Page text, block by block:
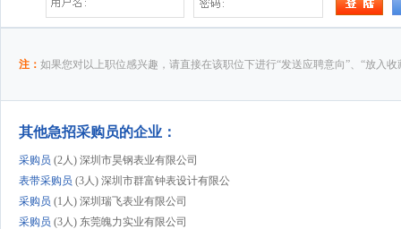
注： 如果您对以上职位感兴趣，请直接在该职位下进行“发送应聘意向”、“放入
其他急招采购员的企业：
采购员 (2人) 深圳市昊钢表业有限公司
表带采购员 (3人) 深圳市群富钟表设计有限公
采购员 (1人) 深圳瑞飞表业有限公司
采购员 (3人) 东莞魄力实业有限公司